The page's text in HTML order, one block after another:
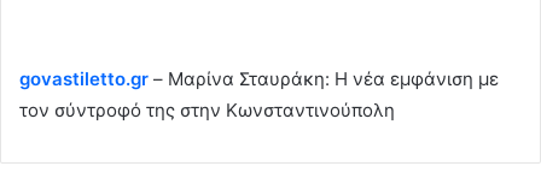
govastiletto.gr – Μαρίνα Σταυράκη: Η νέα εμφάνιση με
τον σύντροφό της στην Κωνσταντινούπολη